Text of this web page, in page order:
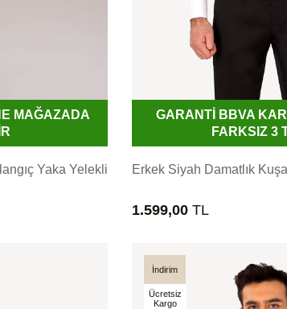
MAĞAZADA
Yaka Yelekli
GARANTİ BBVA
FARKSIZ 3
Erkek Siyah Damatlık
1.599,00 TL
İndirim
Ücretsiz
Kargo